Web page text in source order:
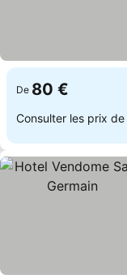
De 80 €
Consulter les prix de